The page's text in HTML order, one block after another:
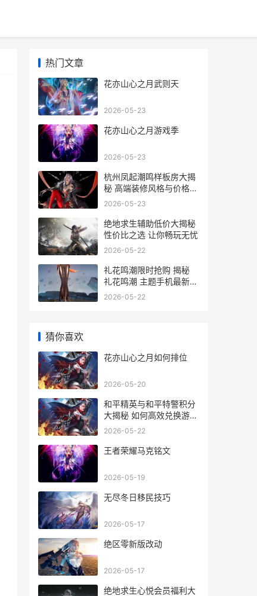
热门文章
花亦山心之月武则天
2026-05-23
花亦山心之月游戏季
2026-05-23
杭州凤起潮鸣样板房大揭
秘 高端装修风格与价格全
解析
2026-05-23
绝地求生辅助低价大揭秘
性价比之选 让你畅玩无忧
2026-05-22
礼花鸣潮限时抢购 揭秘
礼花鸣潮 主题手机最新优
惠价格
2026-05-22
猜你喜欢
花亦山心之月如何排位
2026-05-20
和平精英与和平特警积分
大揭秘 如何高效兑换游戏
资源
2026-05-22
王者荣耀马克铭文
2026-05-19
无尽冬日移民技巧
2026-05-17
绝区零新版改动
2026-05-17
绝地求生心悦会员福利大